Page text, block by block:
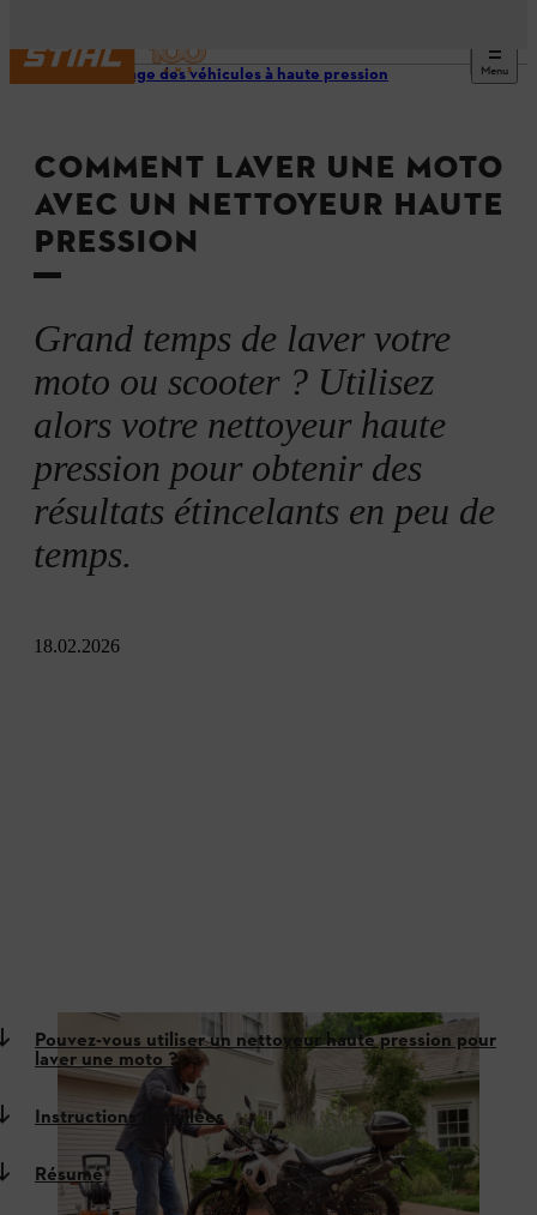
Menu
Nettoyage des véhicules à haute pression
COMMENT LAVER UNE MOTO
AVEC UN NETTOYEUR HAUTE
PRESSION
Grand temps de laver votre
moto ou scooter ? Utilisez
alors votre nettoyeur haute
pression pour obtenir des
résultats étincelants en peu de
temps.
18.02.2026
Pouvez-vous utiliser un nettoyeur haute pression pour
laver une moto ?
Instructions détaillées
Résumé